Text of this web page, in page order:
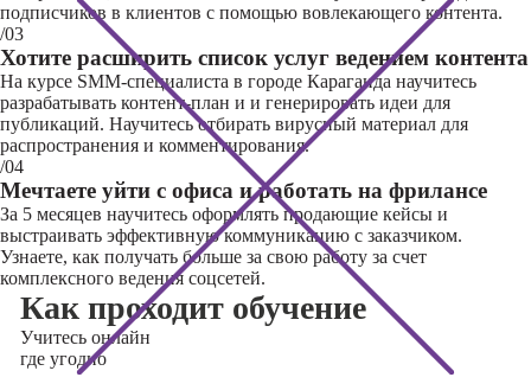
подписчиков в клиентов с помощью вовлекающего контента.
/03
Хотите расширить список услуг ведением контента
На курсе SMM-специалиста в городе Караганда научитесь
разрабатывать контент-план и и генерировать идеи для
публикаций. Научитесь отбирать вирусный материал для
распространения и комментирования.
/04
Мечтаете уйти с офиса и работать на фрилансе
За 5 месяцев научитесь оформлять продающие кейсы и
выстраивать эффективную коммуникацию с заказчиком.
Узнаете, как получать больше за свою работу за счет
комплексного ведения соцсетей.
Как проходит обучение
Учитесь онлайн
где угодно